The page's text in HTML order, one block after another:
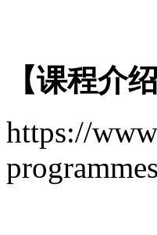
【课程介绍
https://